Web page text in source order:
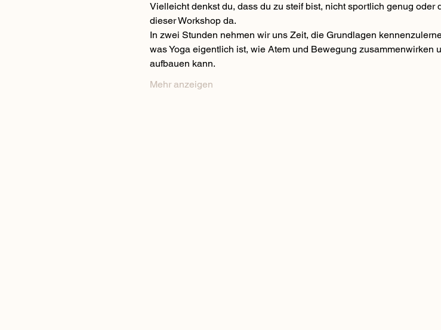
Vielleicht denkst du, dass du zu steif bist, nicht sportlich genug oder
dieser Workshop da.
In zwei Stunden nehmen wir uns Zeit, die Grundlagen
was Yoga eigentlich ist, wie Atem und Bewegung zusammenwirken
aufbauen kann.
Mehr anzeigen